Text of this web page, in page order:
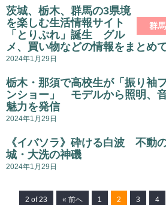
群馬
茨城、栃木、群馬の3県境
を楽しむ生活情報サイト
「とりぷれ」誕生 グル
メ、買い物などの情報をまとめ
2024年1月29日
栃木・那須で高校生が「振り袖
ンショー」 モデルから照明、
魅力を発信
2024年1月29日
《イバソラ》砕ける白波 不動
城・大洗の神磯
2024年1月29日
2 of 23 « 前へ 1 2 3 4